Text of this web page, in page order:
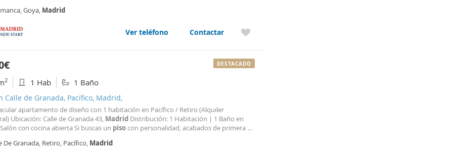
propiedad cuenta con tres
Goya, Madrid
Ver teléfono Contactar
2 1 Hab 1 Baño
Calle de Granada, Pacífico, Madrid,
apartamento de diseño con 1 habitación en Pacífico / Retiro (Alquiler
Ubicación: Calle de Granada 43, Madrid Distribución: 1 Habitación | 1 Baño en
con cocina abierta Si buscas un pisocon personalidad, acabados de primera y
(desde 28 días hasta 11 meses
De Granada, Retiro, Pacífico, Madrid
DESTACADO